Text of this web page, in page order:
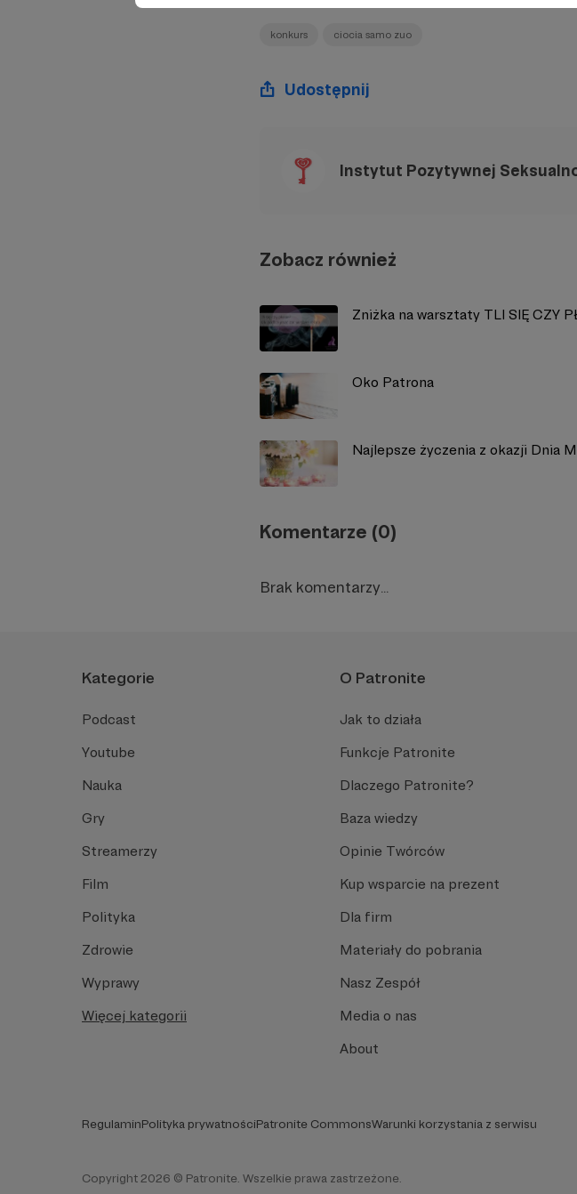
konkurs ciocia samo zuo
Udostępnij
Instytut Pozytywnej
Zobacz również
Zniżka na warsztaty TLI SIĘ CZY
Oko Patrona
Najlepsze życzenia z okazji Dnia
Komentarze (0)
Brak komentarzy...
Kategorie
Podcast
Youtube
Nauka
Gry
Streamerzy
Film
Polityka
Zdrowie
Wyprawy
Więcej kategorii
O Patronite
Jak to działa
Funkcje Patronite
Dlaczego Patronite?
Baza wiedzy
Opinie Twórców
Kup wsparcie na prezent
Dla firm
Materiały do pobrania
Nasz Zespół
Media o nas
About
RegulaminPolityka prywatnościPatronite CommonsWarunki korzystania z serwisu
Copyright 2026 © Patronite. Wszelkie prawa zastrzeżone.